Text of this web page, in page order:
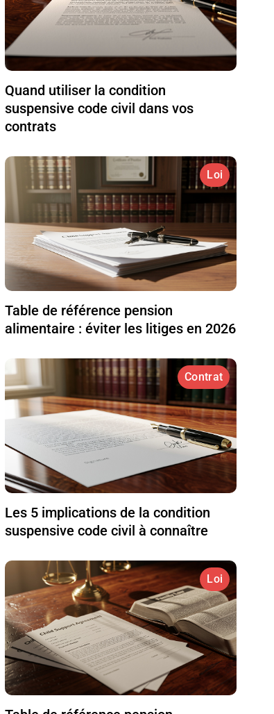
Quand utiliser la condition
suspensive code civil dans vos
contrats
Loi
Table de référence pension
alimentaire : éviter les litiges en 2026
Contrat
Les 5 implications de la condition
suspensive code civil à connaître
Loi